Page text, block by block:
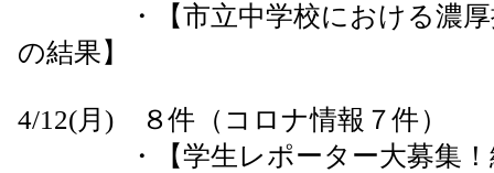
・【市立中学校における濃厚接
の結果】
4/12(月) ８件（コロナ情報７件）
・【学生レポーター大募集！締